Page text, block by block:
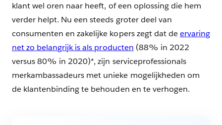
klant wel oren naar heeft, of een oplossing die hem
verder helpt. Nu een steeds groter deel van
consumenten en zakelijke kopers zegt dat deervaring
net zo belangrijk is als producten (88% in 2022
versus 80% in 2020)*, zijn serviceprofessionals
merkambassadeurs met unieke mogelijkheden om
de klantenbinding te behouden en te verhogen.